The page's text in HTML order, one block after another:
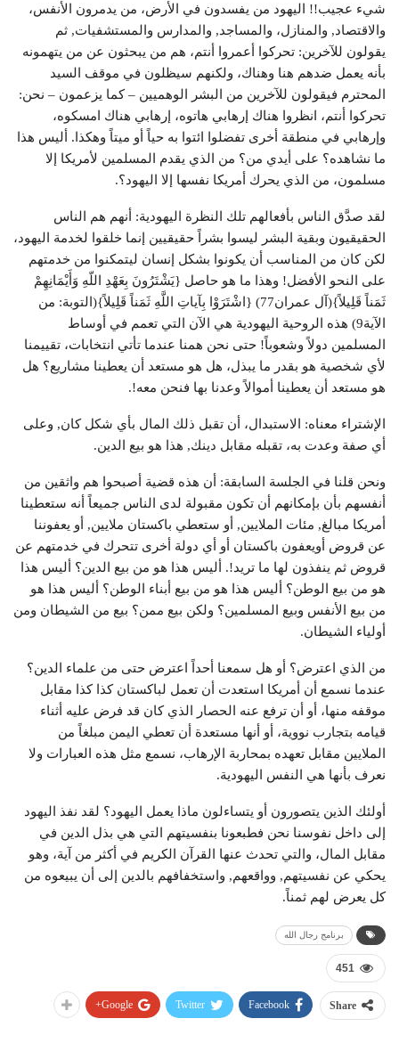
شيء عجيب!! اليهود من يفسدون في الأرض، من يدمرون الأنفس،
والاقتصاد, والمنازل، والمساجد, والمدارس والمستشفيات, ثم
يقولون للآخرين: تحركوا أعمروا أنتم، هم من يبحثون عن من يتهمونه
بأنه يعمل ضدهم هنا وهناك، ولكنهم سيظلون في موقف السيد
المحترم فيقولون للآخرين من البشر الوهميين – كما يزعمون – نحن:
تحركوا أنتم، انظروا هناك إرهابي هاتوه، إرهابي هناك امسكوه،
وإرهابي في منطقة أخرى تفضلوا ائتوا به حياً أو ميتاً وهكذا. أليس هذا
ما نشاهده؟ على أيدي من؟ من الذي يقدم المسلمين لأمريكا إلا
مسلمون، من الذي يحرك أمريكا نفسها إلا اليهود؟.
لقد صدَّق الناس بأفعالهم تلك النظرة اليهودية: أنهم هم الناس
الحقيقيون وبقية البشر ليسوا بشراً حقيقيين إنما خلقوا لخدمة اليهود،
لكن كان من المناسب أن يكونوا بشكل إنسان ليتمكنوا من خدمتهم
على النحو الأفضل! وهذا ما هو حاصل {يَشْتَرُونَ بِعَهْدِ اللّهِ وَأَيْمَانِهِمْ
ثَمَناً قَلِيلاً}(آل عمران77) {اشْتَرَوْا بِآياتِ اللَّهِ ثَمَناً قَلِيلاً}(التوبة: من
الآية9) هذه الروحية اليهودية هي الآن التي تعمم في أوساط
المسلمين دولاً وشعوباً! حتى نحن همنا عندما تأتي انتخابات، تقييمنا
لأي شخصية هو بقدر ما يبذل، هل هو مستعد أن يعطينا مشاريع؟ هل
هو مستعد أن يعطينا أموالاً وعدنا بها فنحن معه!.
الإشتراء معناه: الاستبدال، أن تقبل ذلك المال بأي شكل كان, وعلى
أي صفة وعدت به، تقبله مقابل دينك, هذا هو بيع الدين.
ونحن قلنا في الجلسة السابقة: أن هذه قضية أصبحوا هم واثقين من
أنفسهم بأن بإمكانهم أن تكون مقبولة لدى الناس جميعاً أنه ستعطينا
أمريكا مبالغ, مئات الملايين, أو ستعطي باكستان ملايين, أو يعفوننا
عن قروض أويعفون باكستان أو أي دولة أخرى تتحرك في خدمتهم عن
قروض ثم ينفذون لها ما تريد!. أليس هذا هو من بيع الدين؟ أليس هذا
هو من بيع الوطن؟ أليس هذا هو من بيع أبناء الوطن؟ أليس هذا هو
من بيع الأنفس وبيع المسلمين؟ ولكن بيع ممن؟ بيع من الشيطان ومن
أولياء الشيطان.
من الذي اعترض؟ أو هل سمعنا أحداً اعترض حتى من علماء الدين؟
عندما نسمع أن أمريكا استعدت أن تعمل لباكستان كذا كذا مقابل
موقفه منها، أو أن ترفع عنه الحصار الذي كان قد فرض عليه أثناء
قيامه بتجارب نووية، أو أنها مستعدة أن تعطي اليمن مبلغاً من
الملايين مقابل تعهده بمحاربة الإرهاب، نسمع مثل هذه العبارات ولا
نعرف بأنها هي النفس اليهودية.
أولئك الذين يتصورون أو يتساءلون ماذا يعمل اليهود؟ لقد نفذ اليهود
إلى داخل نفوسنا نحن فطبعونا بنفسيتهم التي هي بذل الدين في
مقابل المال، والتي تحدث عنها القرآن الكريم في أكثر من آية، وهو
يحكي عن نفسيتهم, وواقعهم, واستخفافهم بالدين إلى أن يبيعوه من
كل يعرض لهم ثمناً.
برنامج رجال الله
451
Share
Facebook
Twitter
Google+